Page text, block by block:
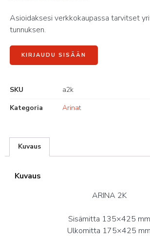
Asioidaksesi verkkokaupassa tarvitset
tunnuksen.
KIRJAUDU SISÄÄN
SKU
a2k
Kategoria
Arinat
Kuvaus
Kuvaus
ARINA 2K
Sisämitta 135×425 mm
Ulkomitta 175×425 mm